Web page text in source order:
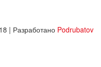
| Разработано Podrubatov